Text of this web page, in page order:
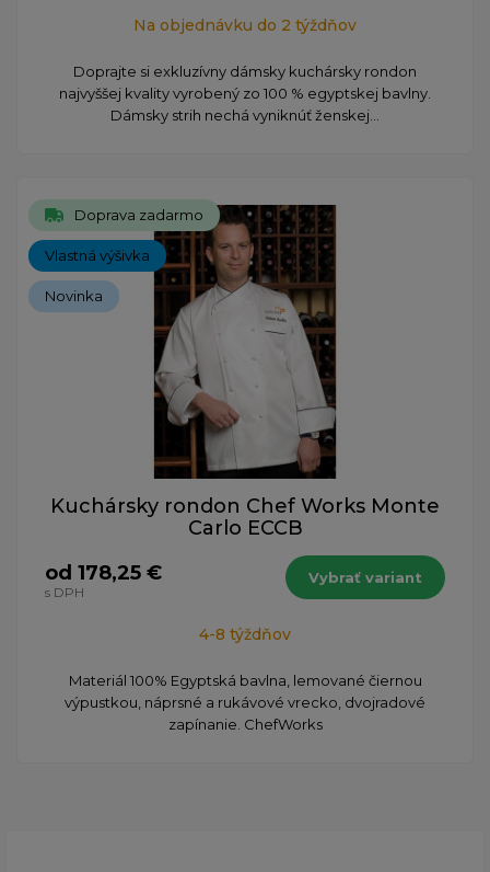
Na objednávku do 2 týždňov
Doprajte si exkluzívny dámsky kuchársky rondon
najvyššej kvality vyrobený zo 100 % egyptskej bavlny.
Dámsky strih nechá vyniknúť ženskej...
Doprava zadarmo
Vlastná výšivka
Novinka
Kuchársky rondon Chef Works Monte
Carlo ECCB
od 178,25 €
s DPH
Vybrať variant
4-8 týždňov
Materiál 100% Egyptská bavlna, lemované čiernou
výpustkou, náprsné a rukávové vrecko, dvojradové
zapínanie. ChefWorks